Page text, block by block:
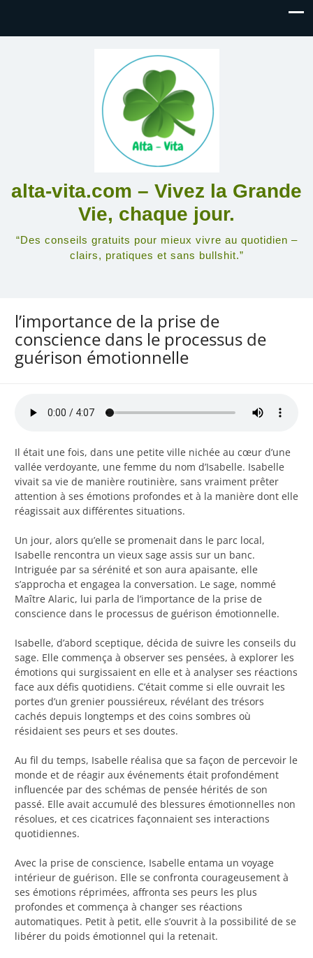
alta-vita.com – Vivez la Grande
Vie, chaque jour.
“Des conseils gratuits pour mieux vivre au quotidien –
clairs, pratiques et sans bullshit.”
l’importance de la prise de
conscience dans le processus de
guérison émotionnelle
Il était une fois, dans une petite ville nichée au cœur d’une
vallée verdoyante, une femme du nom d’Isabelle. Isabelle
vivait sa vie de manière routinière, sans vraiment prêter
attention à ses émotions profondes et à la manière dont elle
réagissait aux différentes situations.
Un jour, alors qu’elle se promenait dans le parc local,
Isabelle rencontra un vieux sage assis sur un banc.
Intriguée par sa sérénité et son aura apaisante, elle
s’approcha et engagea la conversation. Le sage, nommé
Maître Alaric, lui parla de l’importance de la prise de
conscience dans le processus de guérison émotionnelle.
Isabelle, d’abord sceptique, décida de suivre les conseils du
sage. Elle commença à observer ses pensées, à explorer les
émotions qui surgissaient en elle et à analyser ses réactions
face aux défis quotidiens. C’était comme si elle ouvrait les
portes d’un grenier poussiéreux, révélant des trésors
cachés depuis longtemps et des coins sombres où
résidaient ses peurs et ses doutes.
Au fil du temps, Isabelle réalisa que sa façon de percevoir le
monde et de réagir aux événements était profondément
influencée par des schémas de pensée hérités de son
passé. Elle avait accumulé des blessures émotionnelles non
résolues, et ces cicatrices façonnaient ses interactions
quotidiennes.
Avec la prise de conscience, Isabelle entama un voyage
intérieur de guérison. Elle se confronta courageusement à
ses émotions réprimées, affronta ses peurs les plus
profondes et commença à changer ses réactions
automatiques. Petit à petit, elle s’ouvrit à la possibilité de se
libérer du poids émotionnel qui la retenait.